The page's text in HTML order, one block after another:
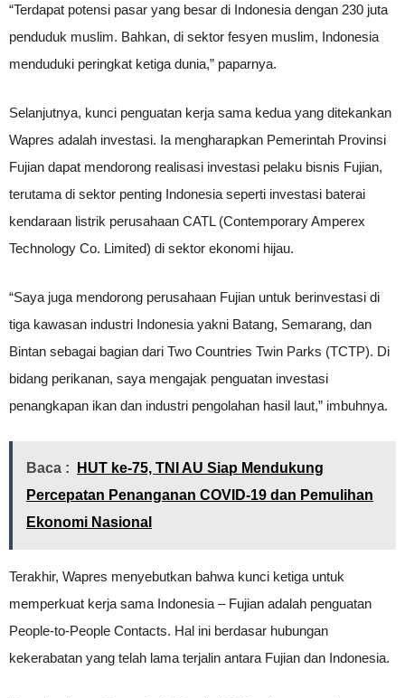
“Terdapat potensi pasar yang besar di Indonesia dengan 230 juta
penduduk muslim. Bahkan, di sektor fesyen muslim, Indonesia
menduduki peringkat ketiga dunia,” paparnya.
Selanjutnya, kunci penguatan kerja sama kedua yang ditekankan
Wapres adalah investasi. Ia mengharapkan Pemerintah Provinsi
Fujian dapat mendorong realisasi investasi pelaku bisnis Fujian,
terutama di sektor penting Indonesia seperti investasi baterai
kendaraan listrik perusahaan CATL (Contemporary Amperex
Technology Co. Limited) di sektor ekonomi hijau.
“Saya juga mendorong perusahaan Fujian untuk berinvestasi di
tiga kawasan industri Indonesia yakni Batang, Semarang, dan
Bintan sebagai bagian dari Two Countries Twin Parks (TCTP). Di
bidang perikanan, saya mengajak penguatan investasi
penangkapan ikan dan industri pengolahan hasil laut,” imbuhnya.
Baca :
HUT ke-75, TNI AU Siap Mendukung
Percepatan Penanganan COVID-19 dan Pemulihan
Ekonomi Nasional
Terakhir, Wapres menyebutkan bahwa kunci ketiga untuk
memperkuat kerja sama Indonesia – Fujian adalah penguatan
People-to-People Contacts. Hal ini berdasar hubungan
kekerabatan yang telah lama terjalin antara Fujian dan Indonesia.